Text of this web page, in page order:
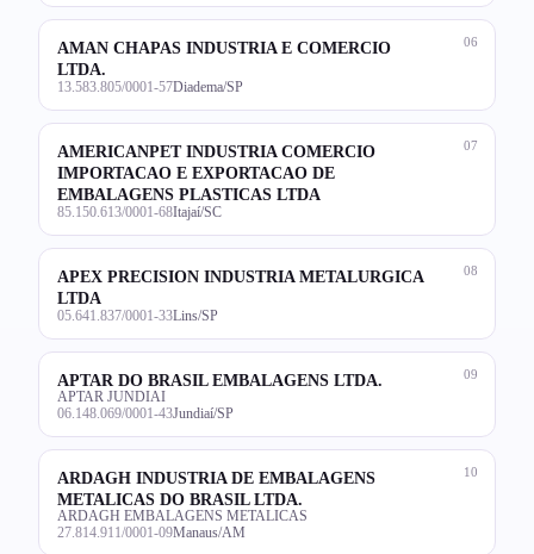
06
AMAN CHAPAS INDUSTRIA E COMERCIO
LTDA.
13.583.805/0001-57Diadema/SP
07
AMERICANPET INDUSTRIA COMERCIO
IMPORTACAO E EXPORTACAO DE
EMBALAGENS PLASTICAS LTDA
85.150.613/0001-68Itajaí/SC
08
APEX PRECISION INDUSTRIA METALURGICA
LTDA
05.641.837/0001-33Lins/SP
09
APTAR DO BRASIL EMBALAGENS LTDA.
APTAR JUNDIAI
06.148.069/0001-43Jundiaí/SP
10
ARDAGH INDUSTRIA DE EMBALAGENS
METALICAS DO BRASIL LTDA.
ARDAGH EMBALAGENS METALICAS
27.814.911/0001-09Manaus/AM